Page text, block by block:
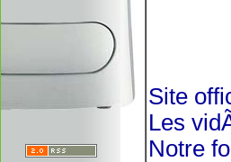
Site
Les
Notre